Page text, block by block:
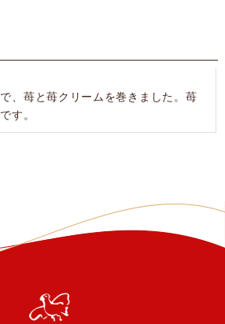
、苺と苺クリームを巻きました。苺
す。